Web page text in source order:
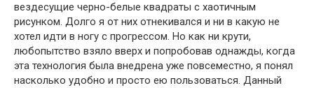
вездесущие черно-белые квадраты с хаотичным
рисунком. Долго я от них отнекивался и ни в какую не
хотел идти в ногу с прогрессом. Но как ни крути,
любопытство взяло вверх и попробовав однажды, когда
эта технология была внедрена уже повсеместно, я понял
насколько удобно и просто ею пользоваться. Данный